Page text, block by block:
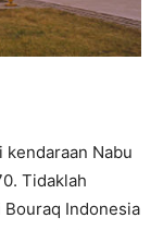
kendaraan Nabu
Tidaklah
Indonesia